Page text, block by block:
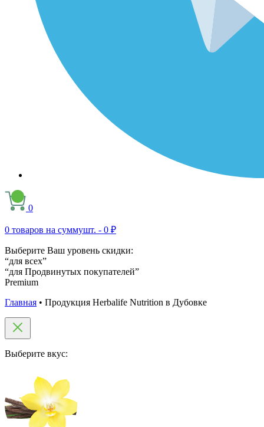
0
0 товаров на суммушт. - 0 ₽
Выберите Ваш уровень скидки:
“для всех”
“для Продвинутых покупателей”
Premium
Главная • Продукция Herbalife Nutrition в Дубовке
Выберите вкус: